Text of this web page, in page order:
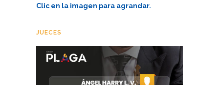
Clic en la imagen para agrandar.
JUECES